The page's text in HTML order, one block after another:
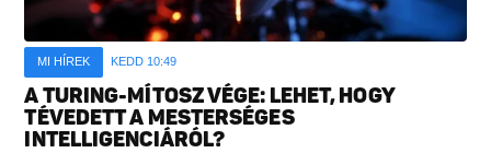
MI HÍREK KEDD 10:49
A TURING-MÍTOSZ VÉGE: LEHET, HOGY
TÉVEDETT A MESTERSÉGES
INTELLIGENCIÁRÓL?